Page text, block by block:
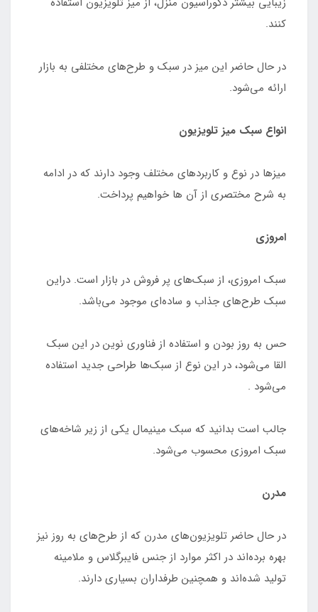
‌کنند.
در حال حاضر این میز در سبک و طرح‌های مختلفی به بازار
ارائه می‌شود.
انواع سبک میز تلویزیون
میزها در نوع و کاربردهای مختلف وجود دارند که در ادامه
به شرح مختصری از آن ها خواهیم پرداخت.
امروزی
سبک امروزی، از سبک‌های پر فروش در بازار است. دراین
سبک طرح‌های جذاب و ساده‌ای موجود می‌باشد.
حس به روز بودن و استفاده از فناوری نوین در این سبک
القا می‌شود، در این نوع از سبک‌ها طراحی جدید استفاده
می‌شود .
جالب است بدانید که سبک مینیمال یکی از زیر شاخه‌های
سبک امروزی محسوب می‌شود.
مدرن
در حال حاضر تلویزیون‌های مدرن که از طرح‌های به روز نیز
بهره برده‌اند در اکثر موارد از جنس فایبرگلاس و ملامینه
تولید شده‌اند و همچنین طرفداران بسیاری دارند.